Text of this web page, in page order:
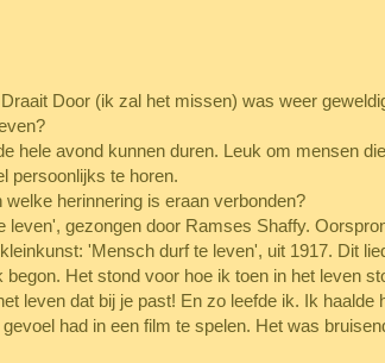
Door (ik zal het missen) was weer
hele avond kunnen duren. Leuk om mensen
persoonlijks te horen.
herinnering is eraan verbonden?
leven', gezongen door Ramses Shaffy.
'Mensch durf te leven', uit 1917. Dit
Het stond voor hoe ik toen in het leven
leven dat bij je past! En zo leefde ik. Ik haalde
had in een film te spelen. Het was